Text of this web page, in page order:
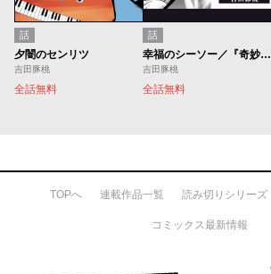
話
夕闇のセンリツ
吉田豚桃
全話無料
話
幸福のシーソー／『奇妙』漫画賞
吉田豚桃
全話無料
TOPへ 連載作品一覧 読み切りシリーズ
コミックス最新情報